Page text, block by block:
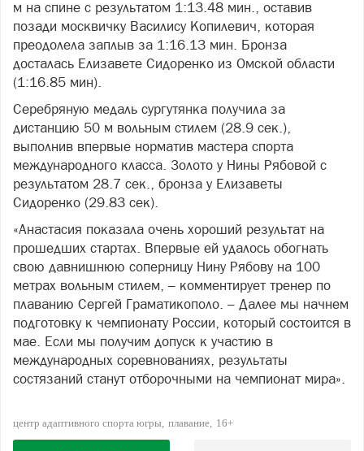
м на спине с результатом 1:13.48 мин., оставив
позади москвичку Василису Копилевич, которая
преодолела заплыв за 1:16.13 мин. Бронза
досталась Елизавете Сидоренко из Омской области
(1:16.85 мин).
Серебряную медаль сургутянка получила за
дистанцию 50 м вольным стилем (28.9 сек.),
выполнив впервые норматив мастера спорта
международного класса. Золото у Нины Рябовой с
результатом 28.7 сек., бронза у Елизаветы
Сидоренко (29.83 сек).
«Анастасия показала очень хороший результат на
прошедших стартах. Впервые ей удалось обогнать
свою давнишнюю соперницу Нину Рябову на 100
метрах вольным стилем, – комментирует тренер по
плаванию Сергей Граматикополо. – Далее мы начнем
подготовку к чемпионату России, который состоится в
мае. Если мы получим допуск к участию в
международных соревнованиях, результаты
состязаний станут отборочными на чемпионат мира».
центр адаптивного спорта югры плавание 16+